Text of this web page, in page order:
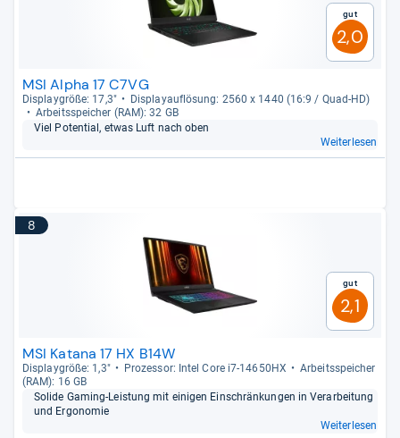
Gut
2,0
MSI Alpha 17 C7VG
Dis­play­größe: 17,3"
Dis­pla­yauf­lö­sung: 2560 x 1440 (16:9 / Quad-​HD)
Arbeitsspei­cher (RAM): 32 GB
Viel Poten­tial, etwas Luft nach oben
Weiterlesen
8
Gut
2,1
MSI Katana 17 HX B14W
Dis­play­größe: 1,3" Pro­zes­sor: Intel Core i7-​14650HX
Arbeitsspei­cher
(RAM): 16 GB
Solide Gaming-​Leis­tung mit eini­gen Ein­schrän­kun­gen in Ver­ar­bei­tung
und Ergo­no­mie
Weiterlesen